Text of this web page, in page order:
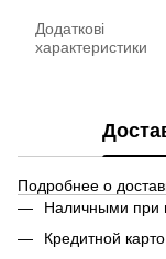
Додаткові
характеристики
Подробнее о
Наличными при
Кредитной карто